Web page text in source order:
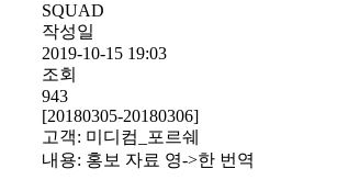
SQUAD
작성일
2019-10-15 19:03
조회
943
[20180305-20180306]
고객: 미디컴_포르쉐
내용: 홍보 자료 영->한 번역